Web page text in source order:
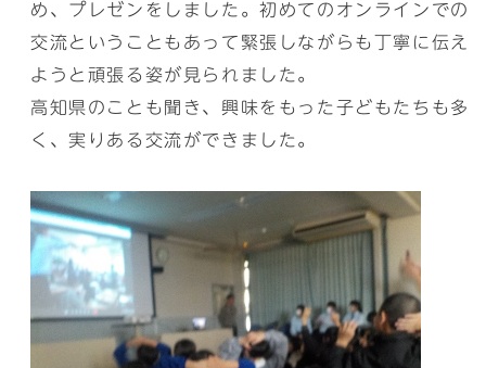
め、プレゼンをしました。初めてのオンラインでの
交流ということもあって緊張しながらも丁寧に伝え
ようと頑張る姿が見られました。
高知県のことも聞き、興味をもった子どもたちも多
く、実りある交流ができました。